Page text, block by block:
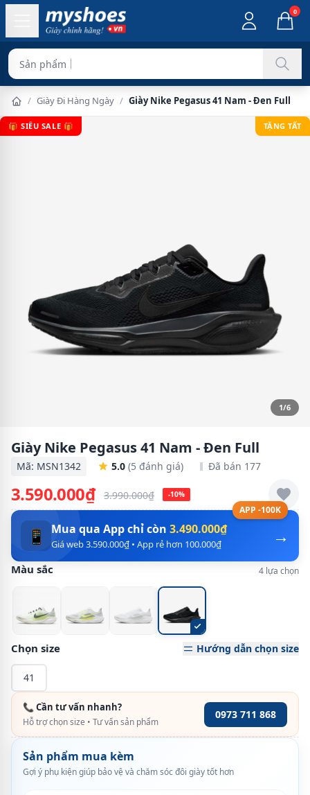
0
Sản phẩm chính hãng
/ Giày Đi Hàng Ngày / Giày Nike Pegasus 41 Nam - Đen Full
🎁 SIÊU SALE 🎁 TẶNG TẤT
1/6
Giày Nike Pegasus 41 Nam - Đen Full
Mã: MSN1342 5.0 (5 đánh giá) Đã bán 177
3.590.000₫ 3.990.000₫ -10%
APP -100K
→
📱 Mua qua App chỉ còn 3.490.000₫
Giá web 3.590.000₫ • App rẻ hơn 100.000₫
Màu sắc 4 lựa chọn
Chọn size Hướng dẫn chọn size
41
📞 Cần tư vấn nhanh?
Hỗ trợ chọn size • Tư vấn sản phẩm
0973 711 868
Sản phẩm mua kèm
Gợi ý phụ kiện giúp bảo vệ và chăm sóc đôi giày tốt hơn